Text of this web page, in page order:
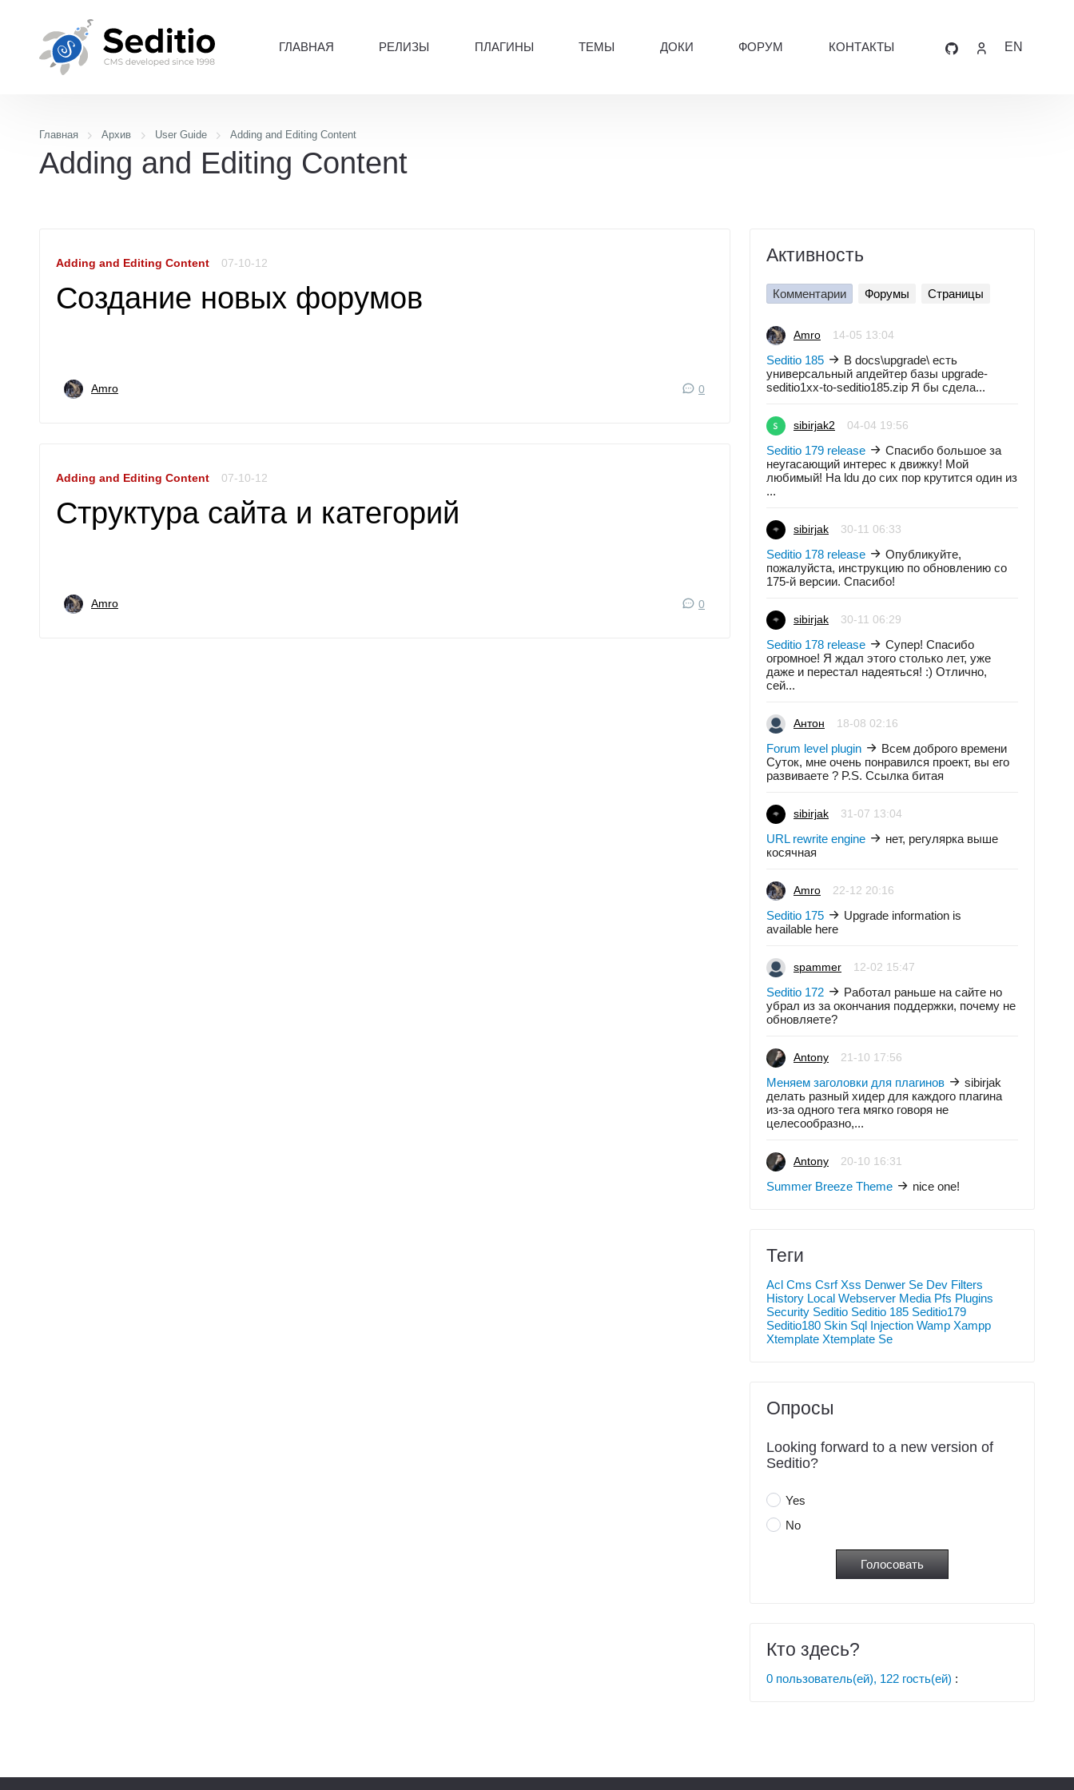
ГЛАВНАЯ РЕЛИЗЫ ПЛАГИНЫ ТЕМЫ ДОКИ ФОРУМ КОНТАКТЫ EN
Главная Архив User Guide Adding and Editing Content
Adding and Editing Content
Adding and Editing Content 07-10-12
Создание новых форумов
Amro 0
Adding and Editing Content 07-10-12
Структура сайта и категорий
Amro 0
Активность
Комментарии Форумы Страницы
Amro 14-05 13:04
Seditio 185
В docs\upgrade\ есть
универсальный апдейтер базы upgrade-
seditio1xx-to-seditio185.zip Я бы сдела...
sibirjak2 04-04 19:56
Seditio 179 release
Спасибо большое за
неугасающий интерес к движку! Мой
любимый! На ldu до сих пор крутится один из
...
sibirjak 30-11 06:33
Seditio 178 release
Опубликуйте,
пожалуйста, инструкцию по обновлению со
175-й версии. Спасибо!
sibirjak 30-11 06:29
Seditio 178 release
Супер! Спасибо
огромное! Я ждал этого столько лет, уже
даже и перестал надеяться! :) Отлично,
сей...
Антон 18-08 02:16
Forum level plugin
Всем доброго времени
Суток, мне очень понравился проект, вы его
развиваете ? P.S. Ссылка битая
sibirjak 31-07 13:04
URL rewrite engine
нет, регулярка выше
косячная
Amro 22-12 20:16
Seditio 175
Upgrade information is
available here
spammer 12-02 15:47
Seditio 172
Работал раньше на сайте но
убрал из за окончания поддержки, почему не
обновляете?
Antony 21-10 17:56
Меняем заголовки для плагинов
sibirjak
делать разный хидер для каждого плагина
из-за одного тега мягко говоря не
целесообразно,...
Antony 20-10 16:31
Summer Breeze Theme nice one!
Теги
Acl Cms Csrf Xss Denwer Se Dev Filters
History Local Webserver Media Pfs Plugins
Security Seditio Seditio 185 Seditio179
Seditio180 Skin Sql Injection Wamp Xampp
Xtemplate Xtemplate Se
Опросы
Looking forward to a new version of
Seditio?
Yes
No
Кто здесь?
0 пользователь(ей), 122 гость(ей) :